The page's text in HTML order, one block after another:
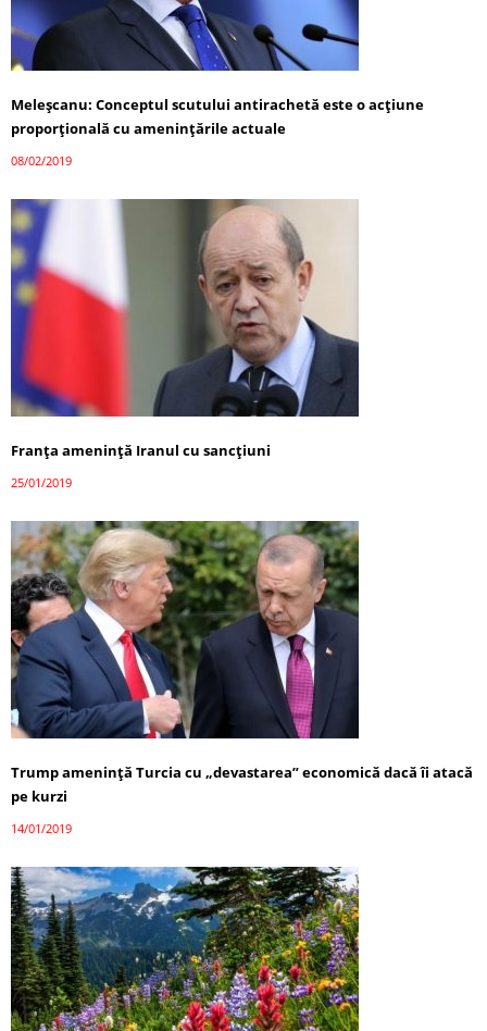
Meleșcanu: Conceptul scutului antirachetă este o acţiune
proporţională cu ameninţările actuale
08/02/2019
Franţa ameninţă Iranul cu sancţiuni
25/01/2019
Trump ameninţă Turcia cu „devastarea” economică dacă îi atacă
pe kurzi
14/01/2019